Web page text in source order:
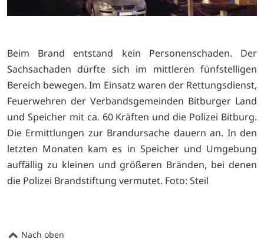
Beim Brand entstand kein Personenschaden. Der
Sachsachaden dürfte sich im mittleren fünfstelligen
Bereich bewegen. Im Einsatz waren der Rettungsdienst,
Feuerwehren der Verbandsgemeinden Bitburger Land
und Speicher mit ca. 60 Kräften und die Polizei Bitburg.
Die Ermittlungen zur Brandursache dauern an. In den
letzten Monaten kam es in Speicher und Umgebung
auffällig zu kleinen und größeren Bränden, bei denen
die Polizei Brandstiftung vermutet. Foto: Steil
Nach oben